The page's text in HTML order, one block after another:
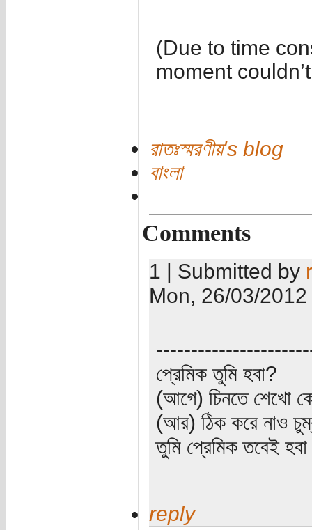
(Due to time
moment
রাতঃস্মরণীয়'s blog
বাংলা
Comments
1 | Submitted by
Mon, 26/03/
প্রেমিক তুমি হবা?
(আগে) চিনতে শেখো
(আর) ঠিক করে নাও
তুমি প্রেমিক তবেই
reply